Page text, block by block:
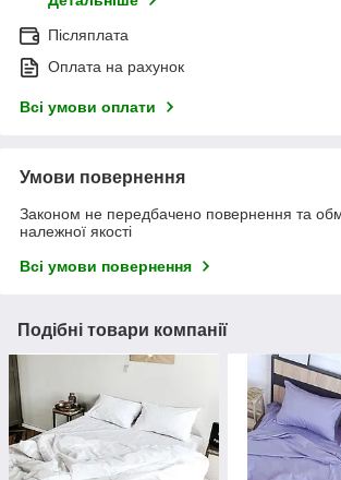
Післяплата
Оплата на рахунок
Всі умови оплати
Умови повернення
Законом не передбачено повернення та
належної якості
Всі умови повернення
Подібні товари компанії